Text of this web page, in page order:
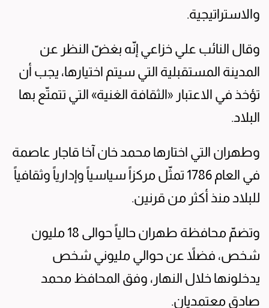
والاستراتيجية.
وقال النائب علي خزاعي إنّه بغضّ النظر عن
المدينة المستقبلية التي سيتم اختيارها، يجب أن
تؤخذ في الاعتبار «الثقافة الغنية» التي تتمتّع بها
البلاد.
وطهران التي اختارها محمد خان آخا قاجار عاصمة
في العام 1786 تمثّل مركزاً سياسياً وإدارياً وثقافياً
للبلاد منذ أكثر من قرنين.
وتضمّ محافظة طهران حالياً حوالى 18 مليون
شخص، فضلاً عن حوالي مليوني شخص
يدخلونها خلال النهار، وفق المحافظ محمد
صادق معتمديان.